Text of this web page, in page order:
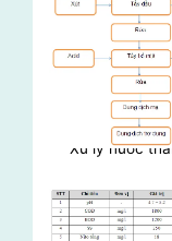
P
Xử lý nước